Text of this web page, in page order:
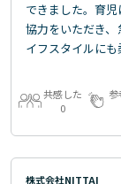
できました。育
協力をいただき
イフスタイルにも
共感した
0
株式会社NITTAI